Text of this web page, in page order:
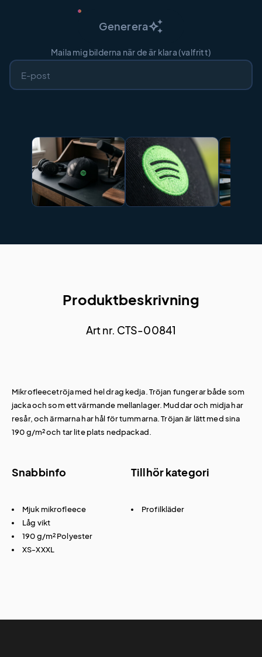
Genereraauto_awesome
Maila mig bilderna när de är klara (valfritt)
Produktbeskrivning
Art nr. CTS-00841
Mikrofleecetröja med hel drag kedja. Tröjan fungerar både som
jacka och som ett värmande mellanlager. Muddar och midja har
resår, och ärmarna har hål för tummarna. Tröjan är lätt med sina
190 g/m² och tar lite plats nedpackad.
Snabbinfo
Mjuk mikrofleece
Låg vikt
190 g/m² Polyester
XS-XXXL
Tillhör kategori
Profilkläder